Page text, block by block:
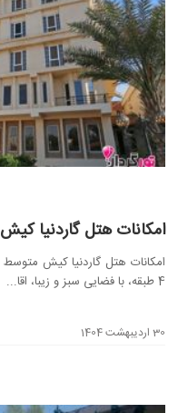
امکانات هتل گاردنیا کیش
4 طبقه، با فضایی سبز و زیبا، اقا...
30 اردیبهشت 1404